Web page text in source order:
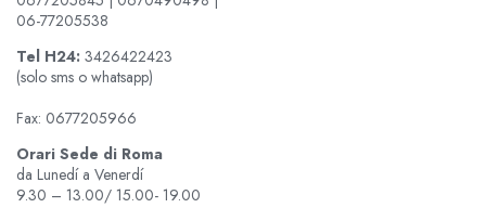
06-77205538
Tel H24: 3426422423
(solo sms o whatsapp)
Fax: 0677205966
Orari Sede di Roma
da Lunedí a Venerdí
9.30 – 13.00/ 15.00- 19.00